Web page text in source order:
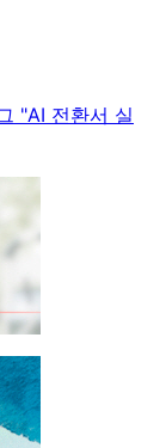
"AI 전환서 실